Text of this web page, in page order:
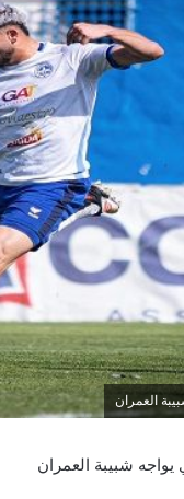
العمران
شبيبة العمران